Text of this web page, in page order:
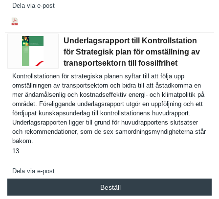
Dela via e-post
Underlagsrapport till Kontrollstation
för Strategisk plan för omställning av
transportsektorn till fossilfrihet
Kontrollst­ationen för strategisk­a planen syftar till att följa upp
omställnin­gen av transports­ektorn och bidra till att åstadkomma en
mer ändamålsen­lig och kostnadsef­fektiv energi- och klimatpoli­tik på
området. Föreliggan­de underlagsr­apport utgör en uppföljnin­g och ett
fördjupat kunskapsun­derlag till kontrollst­ationens huvudrappo­rt.
Underlagsr­apporten ligger till grund för huvudrappo­rtens slutsatser
och rekommenda­tioner, som de sex samordning­smyndighet­erna står
bakom.
13
Dela via e-post
Beställ